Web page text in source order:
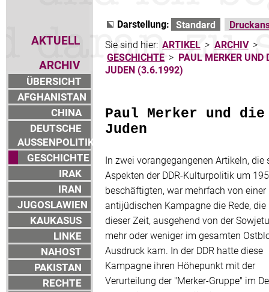
AKTUELL
ARCHIV
ÜBERSICHT
AFGHANISTAN
CHINA
DEUTSCHE
AUSSENPOLITIK
GESCHICHTE
IRAK
IRAN
JUGOSLAWIEN
KAUKASUS
LINKE
NAHOST
PAKISTAN
RECHTE
Darstellung: Standard
Sie sind hier: ARTIKEL > ARCHIV >
GESCHICHTE > PAUL MERKER UND
JUDEN (3.6.1992)
Paul Merker und die
Juden
In zwei vorangegangenen Artikeln, die
Aspekten der DDR-Kulturpolitik um
beschäftigten, war mehrfach von einer
antijüdischen Kampagne die Rede, die
dieser Zeit, ausgehend von der
mehr oder weniger im gesamten
Ausdruck kam. In der DDR hatte diese
Kampagne ihren Höhepunkt mit der
Verurteilung der "Merker-Gruppe" im